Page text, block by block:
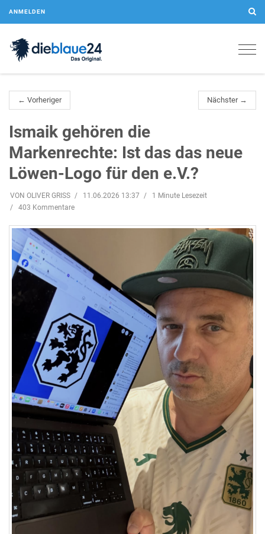
ANMELDEN
← Vorheriger Nächster →
Ismaik gehören die
Markenrechte: Ist das das neue
Löwen-Logo für den e.V.?
VON OLIVER GRISS 11.06.2026 13:37
1 Minute Lesezeit
403 Kommentare